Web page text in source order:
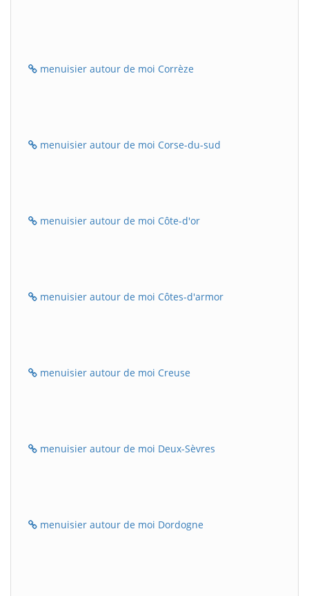
menuisier autour de moi Corrèze
menuisier autour de moi Corse-du-sud
menuisier autour de moi Côte-d'or
menuisier autour de moi Côtes-d'armor
menuisier autour de moi Creuse
menuisier autour de moi Deux-Sèvres
menuisier autour de moi Dordogne